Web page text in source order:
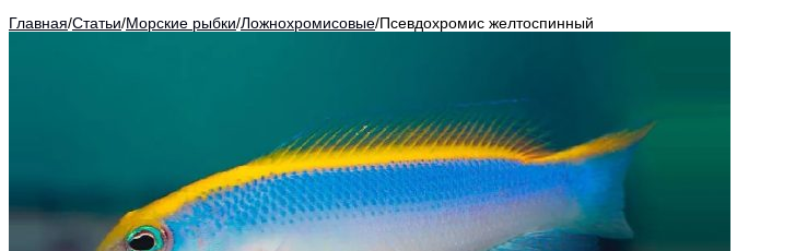
Главная/Статьи/Морские рыбки/Ложнохромисовые/Псевдохромис желтоспинный